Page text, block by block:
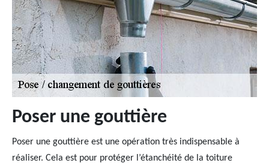
Poser une gouttière
Poser une gouttière est une opération très indispensable à
réaliser. Cela est pour protéger l’étanchéité de la toiture